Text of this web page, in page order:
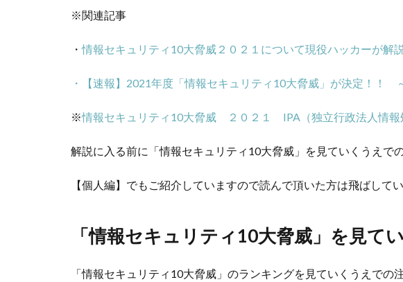
※関連記事
・情報セキュリティ10大脅威２０２１について現役ハッカーが解説
・【速報】2021年度「情報セキュリティ10大脅威」が決定！！
※情報セキュリティ10大脅威 ２０２１ IPA（独立行政法人情報
解説に入る前に「情報セキュリティ10大脅威」を見ていくうえで
【個人編】でもご紹介していますので読んで頂いた方は飛ばして
「情報セキュリティ10大脅威」を見て
「情報セキュリティ10大脅威」のランキングを見ていくうえでの